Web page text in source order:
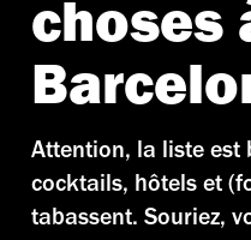
choses
Attention, la liste est
cocktails, hôtels et
tabassent. Souriez,